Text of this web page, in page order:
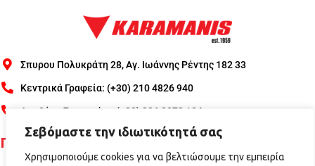
Σεβόμαστε την ιδιωτικότητά σας
Χρησιμοποιούμε cookies για να βελτιώσουμε την εμπειρία
Σπυρου Πολυκράτη 28, Αγ. Ιωάννης Ρέντης 182 33
Κεντρικά Γραφεία: (+30) 210 4826 940
Αποθήκη Σχηματάρι: (+30) 226 2072 104
Πληροφορίες